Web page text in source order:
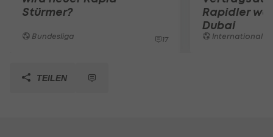
Stürmer?
Bundesliga 17
Rapidler
Dubai
International
TEILEN